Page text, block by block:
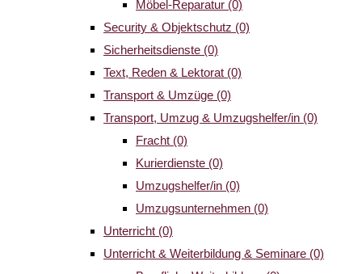
Möbel-Reparatur (0)
Security & Objektschutz (0)
Sicherheitsdienste (0)
Text, Reden & Lektorat (0)
Transport & Umzüge (0)
Transport, Umzug & Umzugshelfer/in (0)
Fracht (0)
Kurierdienste (0)
Umzugshelfer/in (0)
Umzugsunternehmen (0)
Unterricht (0)
Unterricht & Weiterbildung & Seminare (0)